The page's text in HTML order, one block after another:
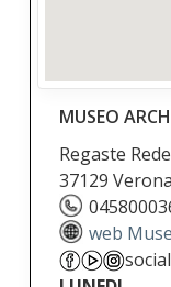
MUSEO
Regaste
37129
web